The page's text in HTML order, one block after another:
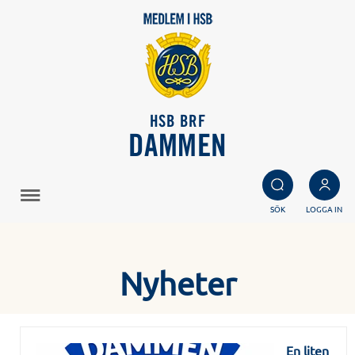
HSB BRF
DAMMEN
SÖK LOGGA IN
Nyheter
En liten